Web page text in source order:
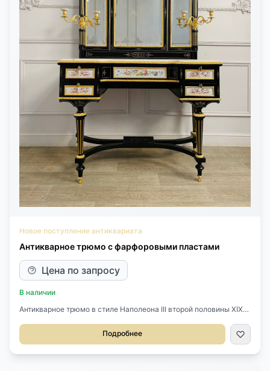
Новое поступление антиквариата
Антикварное трюмо с фарфоровыми пластами
Цена по запросу
В наличии
Антикварное трюмо в стиле Наполеона III второй половины XIX
внутри из красного дерева.Оригинальная фурнитура из
золоченой бронзы.Оригинальные замки. Четыре выдвижных
ящичка и один секретный по центру выдвижной ящичек.
Оригинальные зеркала с фацетом и мраморная столешница из
Подробнее